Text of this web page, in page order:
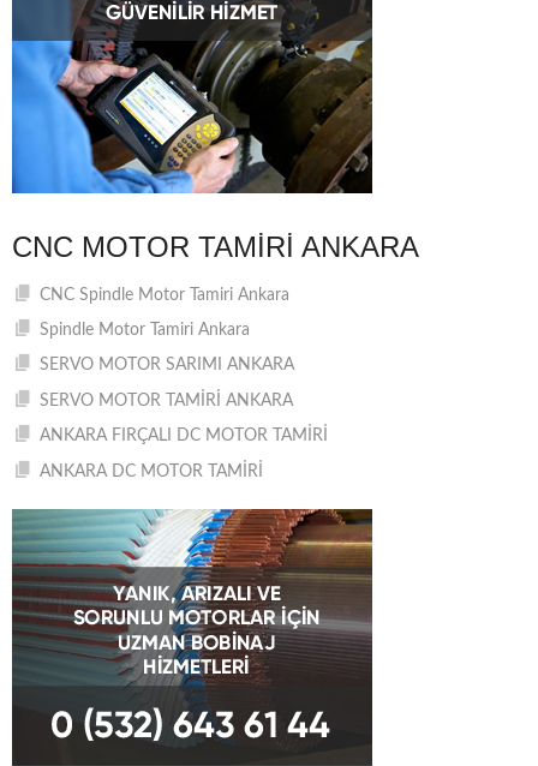
CNC MOTOR TAMIRI ANKARA
CNC Spindle Motor Tamiri Ankara
Spindle Motor Tamiri Ankara
SERVO MOTOR SARIMI ANKARA
SERVO MOTOR TAMİRİ ANKARA
ANKARA FIRÇALI DC MOTOR TAMİRİ
ANKARA DC MOTOR TAMİRİ